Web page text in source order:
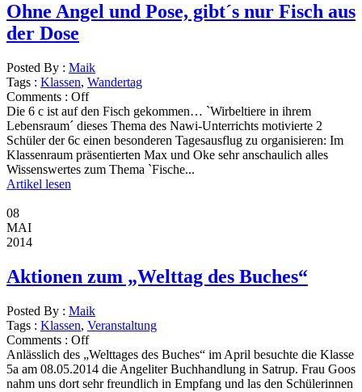
Ohne Angel und Pose, gibt´s nur Fisch aus
der Dose
Posted By : Maik
Tags : Klassen, Wandertag
Comments : Off
Die 6 c ist auf den Fisch gekommen… `Wirbeltiere in ihrem
Lebensraum´ dieses Thema des Nawi-Unterrichts motivierte 2
Schüler der 6c einen besonderen Tagesausflug zu organisieren: Im
Klassenraum präsentierten Max und Oke sehr anschaulich alles
Wissenswertes zum Thema `Fische...
Artikel lesen
08
MAI
2014
Aktionen zum „Welttag des Buches“
Posted By : Maik
Tags : Klassen, Veranstaltung
Comments : Off
Anlässlich des „Welttages des Buches“ im April besuchte die Klasse
5a am 08.05.2014 die Angeliter Buchhandlung in Satrup. Frau Goos
nahm uns dort sehr freundlich in Empfang und las den Schülerinnen